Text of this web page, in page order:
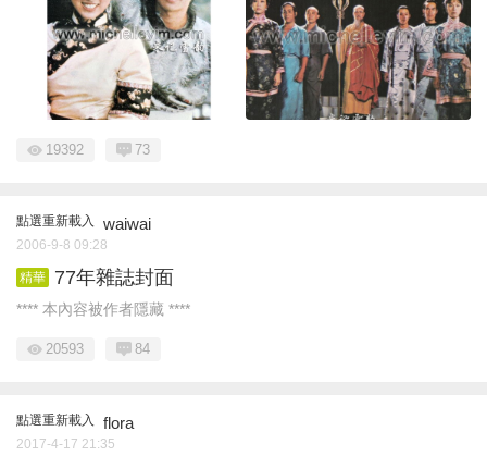
19392 73
點選重新載入 waiwai
2006-9-8 09:28
精華 77年雜誌封面
**** 本內容被作者隱藏 ****
20593 84
點選重新載入 flora
2017-4-17 21:35